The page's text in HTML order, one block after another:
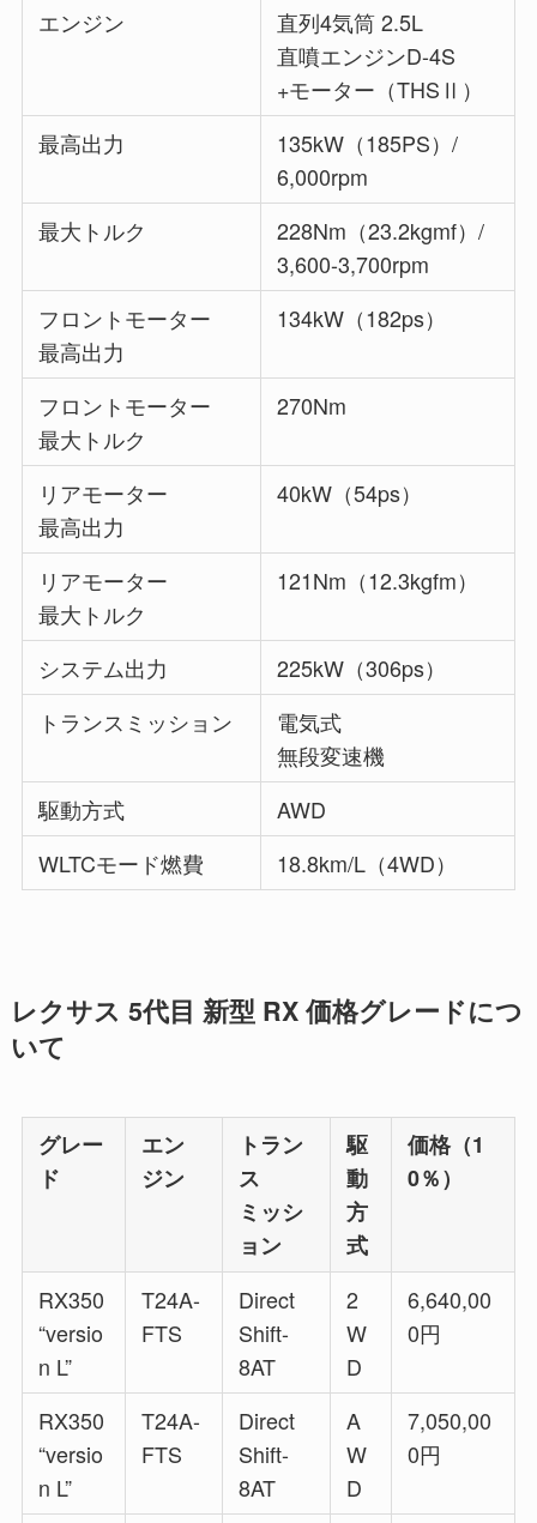
エンジン
直列4気筒 2.5L
直噴エンジンD-4S
+モーター（THSⅡ）
最高出力
135kW（185PS）/
6,000rpm
最大トルク
228Nm（23.2kgmf）/
3,600-3,700rpm
フロントモーター
最高出力
134kW（182ps）
フロントモーター
最大トルク
270Nm
リアモーター
最高出力
40kW（54ps）
リアモーター
最大トルク
121Nm（12.3kgfm）
システム出力
225kW（306ps）
トランスミッション
電気式
無段変速機
駆動方式
AWD
WLTCモード燃費
18.8km/L（4WD）
レクサス 5代目 新型 RX 価格グレードにつ
いて
グレー
ド
エン
ジン
トラン
ス
ミッシ
ョン
駆
動
方
式
価格（1
0％）
RX350
“versio
n L”
T24A-
FTS
Direct
Shift-
8AT
2
W
D
6,640,00
0円
RX350
“versio
n L”
T24A-
FTS
Direct
Shift-
8AT
A
W
D
7,050,00
0円